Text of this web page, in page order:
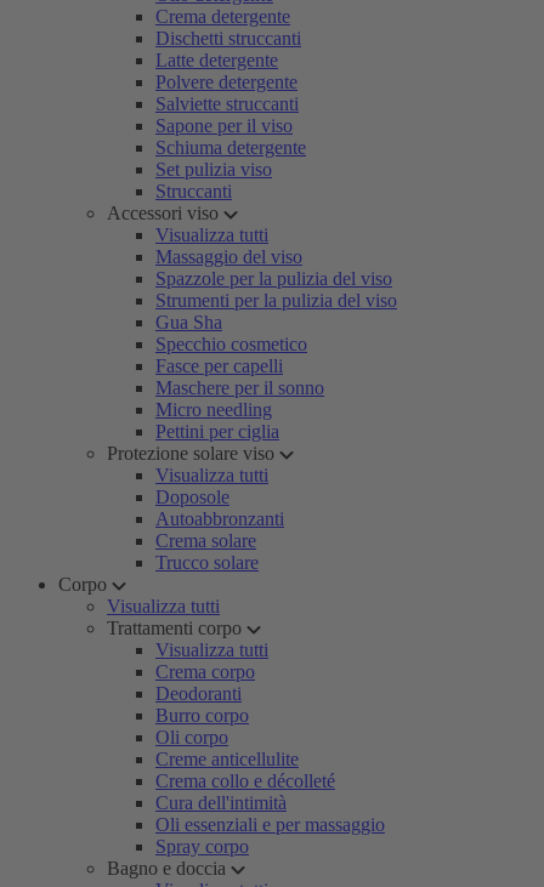
Crema detergente
Dischetti struccanti
Latte detergente
Polvere detergente
Salviette struccanti
Sapone per il viso
Schiuma detergente
Set pulizia viso
Struccanti
Accessori viso
Visualizza tutti
Massaggio del viso
Spazzole per la pulizia del viso
Strumenti per la pulizia del viso
Gua Sha
Specchio cosmetico
Fasce per capelli
Maschere per il sonno
Micro needling
Pettini per ciglia
Protezione solare viso
Visualizza tutti
Doposole
Autoabbronzanti
Crema solare
Trucco solare
Corpo
Visualizza tutti
Trattamenti corpo
Visualizza tutti
Crema corpo
Deodoranti
Burro corpo
Oli corpo
Creme anticellulite
Crema collo e décolleté
Cura dell'intimità
Oli essenziali e per massaggio
Spray corpo
Bagno e doccia